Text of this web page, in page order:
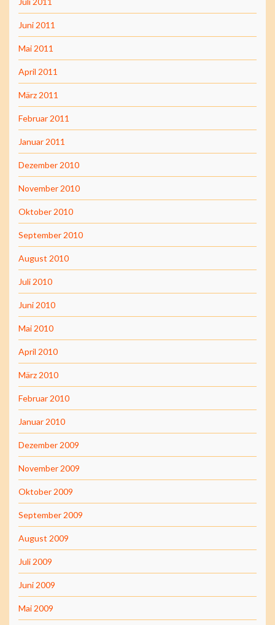
Juni 2011
Mai 2011
April 2011
März 2011
Februar 2011
Januar 2011
Dezember 2010
November 2010
Oktober 2010
September 2010
August 2010
Juli 2010
Juni 2010
Mai 2010
April 2010
März 2010
Februar 2010
Januar 2010
Dezember 2009
November 2009
Oktober 2009
September 2009
August 2009
Juli 2009
Juni 2009
Mai 2009